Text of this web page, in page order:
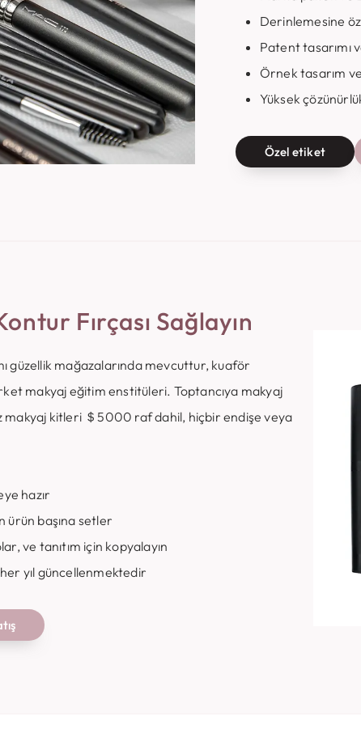
Derinlemesine
Patent tasarımı
Örnek tasarım
Yüksek
Özel etiket
Fırçası Sağlayın
güzellik mağazalarında mevcuttur, kuaför
makyaj eğitim enstitüleri. Toptancıya makyaj
makyaj kitleri ＄5000 raf dahil, hiçbir endişe veya
hazır
ürün başına setler
ve tanıtım için kopyalayın
yıl güncellenmektedir